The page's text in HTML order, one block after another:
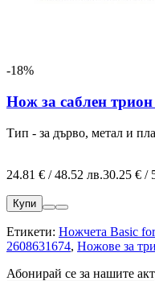
-18%
Нож за саблен
Тип - за дърво, метал и
24.81 € / 48.52 лв.30.25 € /
Купи
Етикети: Ножчета Basic
2608631674, Ножове за
Абонирай се за нашите